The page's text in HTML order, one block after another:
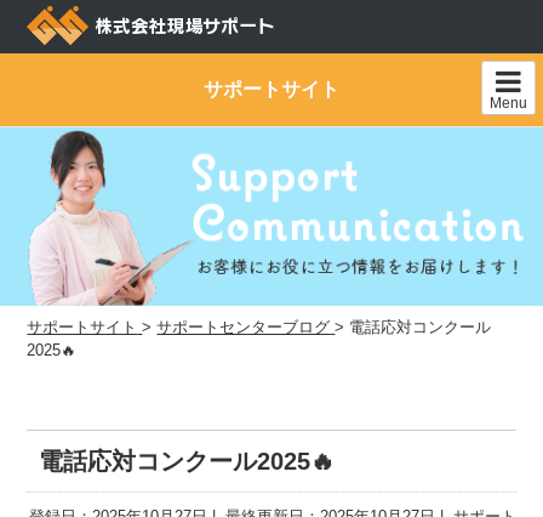
Skip
サポートサイト
Menu
サポートサイト >サポートセンターブログ > 電話応対コンクール
2025🔥
電話応対コンクール2025🔥